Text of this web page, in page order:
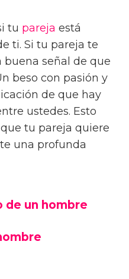
tu pareja está
ti. Si tu pareja te
buena señal de que
beso con pasión y
de que hay
ustedes. Esto
tu pareja quiere
una profunda
de un hombre